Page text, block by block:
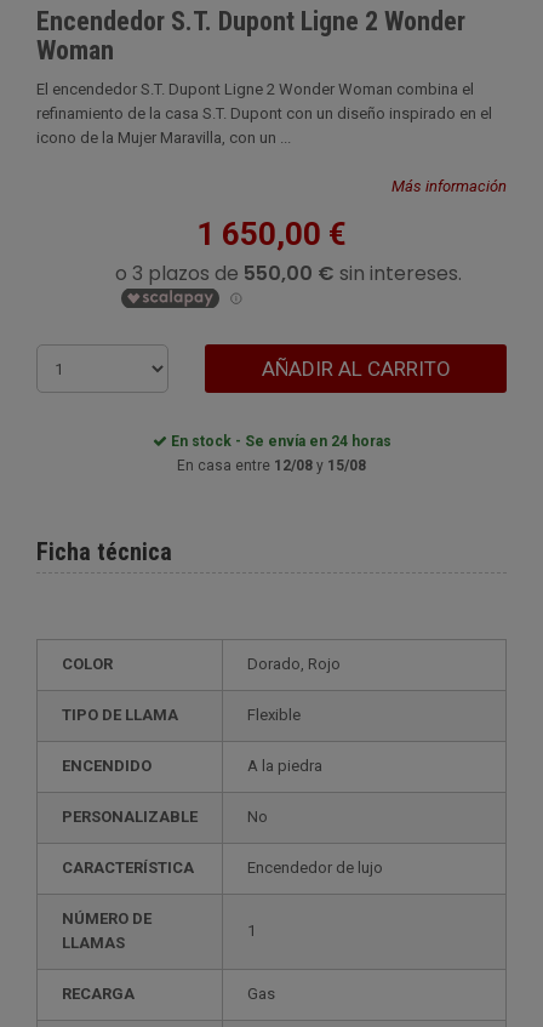
Encendedor S.T. Dupont Ligne 2 Wonder
Woman
El encendedor S.T. Dupont Ligne 2 Wonder Woman combina el
refinamiento de la casa S.T. Dupont con un diseño inspirado en el
icono de la Mujer Maravilla, con un ...
Más información
1 650,00 €
AÑADIR AL CARRITO
En stock - Se envía en 24 horas
En casa entre 12/08 y 15/08
Ficha técnica
COLOR Dorado, Rojo
TIPO DE LLAMA Flexible
ENCENDIDO A la piedra
PERSONALIZABLE no
CARACTERÍSTICA encendedor de lujo
NÚMERO DE
LLAMAS
1
RECARGA gas